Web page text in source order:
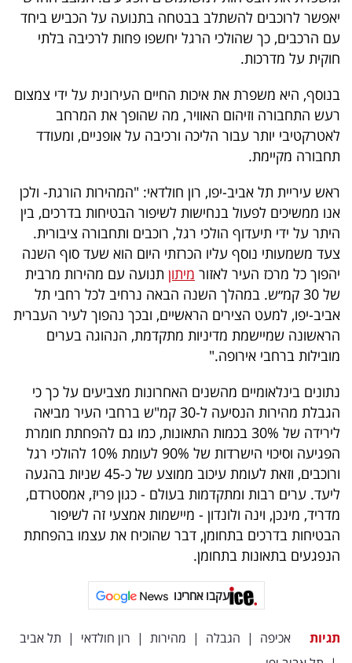
שיתופי
פעולה
דרושים
ניוזלטרים
מייל
אדום
פרסמו
באייס
עקבו
אחרינו:
יאפשר לרוכבים להשתלב בבטחה בתנועה על הכביש ביחד
עם הרכבים, כך שהולכי הרגל יחשפו פחות לרכיבה בלתי
חוקית על מדרכות.
בנוסף, היא משפרת את איכות החיים העירונית על ידי צמצום
רעש התחבורה וזיהום האוויר, מה שהופך את המרחב
לאטרקטיבי יותר עבור הליכה ורכיבה על אופניים, ומעודד
תחבורה מקיימת.
ראש עיריית תל אביב-יפו, רון חולדאי: "המהירות הורגת- ולכן
אנו ממשיכים לפעול בנחישות לשיפור הבטיחות בדרכים, בין
היתר על ידי תיעדוף הולכי רגל, רוכבים ותחבורה ציבורית.
צעד משמעותי נוסף עליו הכרזתי היום הוא שעד סוף השנה
יהפוך כל מרכז העיר לאזור מיתון תנועה עם מהירות מרבית
של 30 קמ״ש. במהלך השנה הבאה נרחיב לכל רחבי תל
אביב-יפו, למעט הצירים הראשיים, ובכך נהפוך לעיר העברית
הראשונה שמיישמת מדיניות מתקדמת, הנהוגה בערים
מובילות ברחבי אירופה."
נתונים בינלאומיים מהשנים האחרונות מצביעים על כך כי
הגבלת מהירות הנסיעה ל-30 קמ"ש ברחבי העיר מביאה
לירידה של 30% בכמות התאונות, כמו גם להפחתת חומרת
הפגיעה וסיכוי הישרדות של 90% לעומת 10% להולכי רגל
ורוכבים, וזאת לעומת עיכוב ממוצע של כ-45 שניות בהגעה
ליעד. ערים רבות ומתקדמות בעולם - כגון פריז, אמסטרדם,
מדריד, מינכן, וינה ולונדון - מיישמות אמצעי זה לשיפור
הבטיחות בדרכים בתחומן, דבר שהוכיח את עצמו בהפחתת
הנפגעים בתאונות בתחומן.
עקבו אחרינו
תגיות אכיפה | הגבלה | מהירות | רון חולדאי | תל אביב